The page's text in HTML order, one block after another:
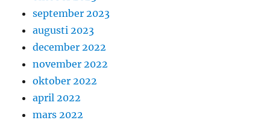
september 2023
augusti 2023
december 2022
november 2022
oktober 2022
april 2022
mars 2022